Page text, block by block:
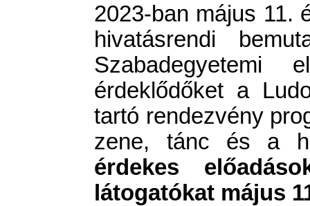
2023-ban május 11.
hivatásrendi
érdeklődőket a
tartó rendezvény
zene, tánc és a
érdekes
látogatókat május